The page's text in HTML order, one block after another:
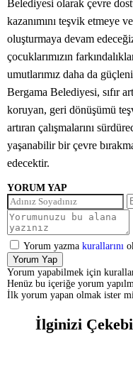
Belediyesi olarak çevre
kazanımını teşvik etmeye
oluşturmaya devam
çocuklarımızın
umutlarımız daha da
Bergama Belediyesi, sıfır
koruyan, geri dönüşümü
artıran çalışmalarını
yaşanabilir bir çevre
edecektir.
YORUM YAP
Yorum yazma kurallarını
Yorum Yap
Yorum yapabilmek için
Henüz bu içeriğe yorum
İlk yorum yapan olmak ister
İlginizi